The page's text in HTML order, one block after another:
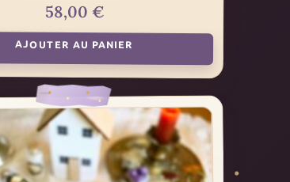
58,00 €
AJOUTER AU PANIER